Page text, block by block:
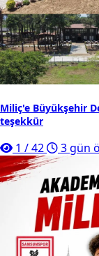
Miliç'e Büyükşehir
teşekkür
1 /42 3 gün